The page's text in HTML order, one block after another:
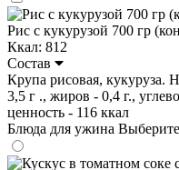
Рис с кукурузой 700 гр
Ккал: 812
Состав
Крупа рисовая, кукуруза.
3,5 г ., жиров - 0,4 г.,
ценность - 116 ккал
Блюда для ужина